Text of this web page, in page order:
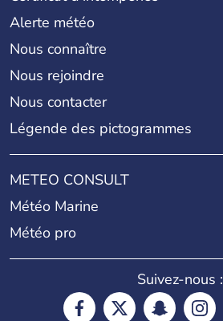
Alerte météo
Nous connaître
Nous rejoindre
Nous contacter
Légende des pictogrammes
METEO CONSULT
Météo Marine
Météo pro
Suivez-nous :